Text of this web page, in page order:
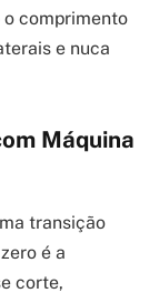
comprimento
e nuca
Máquina
transição
é a
corte,